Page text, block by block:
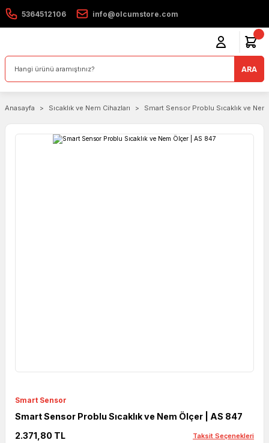
5364512106 info@olcumstore.com
ARA
Anasayfa Sıcaklık ve Nem Cihazları Smart Sensor Problu Sıcaklık ve
Smart Sensor
Smart Sensor Problu Sıcaklık ve Nem Ölçer | AS 847
2.371,80 TL
Taksit Seçenekleri